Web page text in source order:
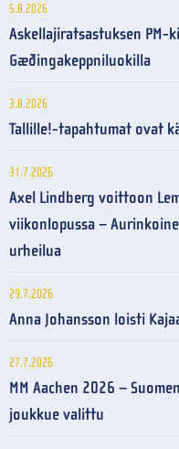
5.8.2026
Askellajiratsastuksen
Gæðingakeppniluokilla
3.8.2026
Tallille!-tapahtumat ovat
31.7.2026
Axel Lindberg voittoon
viikonlopussa –
urheilua
29.7.2026
Anna Johansson loisti
27.7.2026
MM Aachen 2026 –
joukkue valittu